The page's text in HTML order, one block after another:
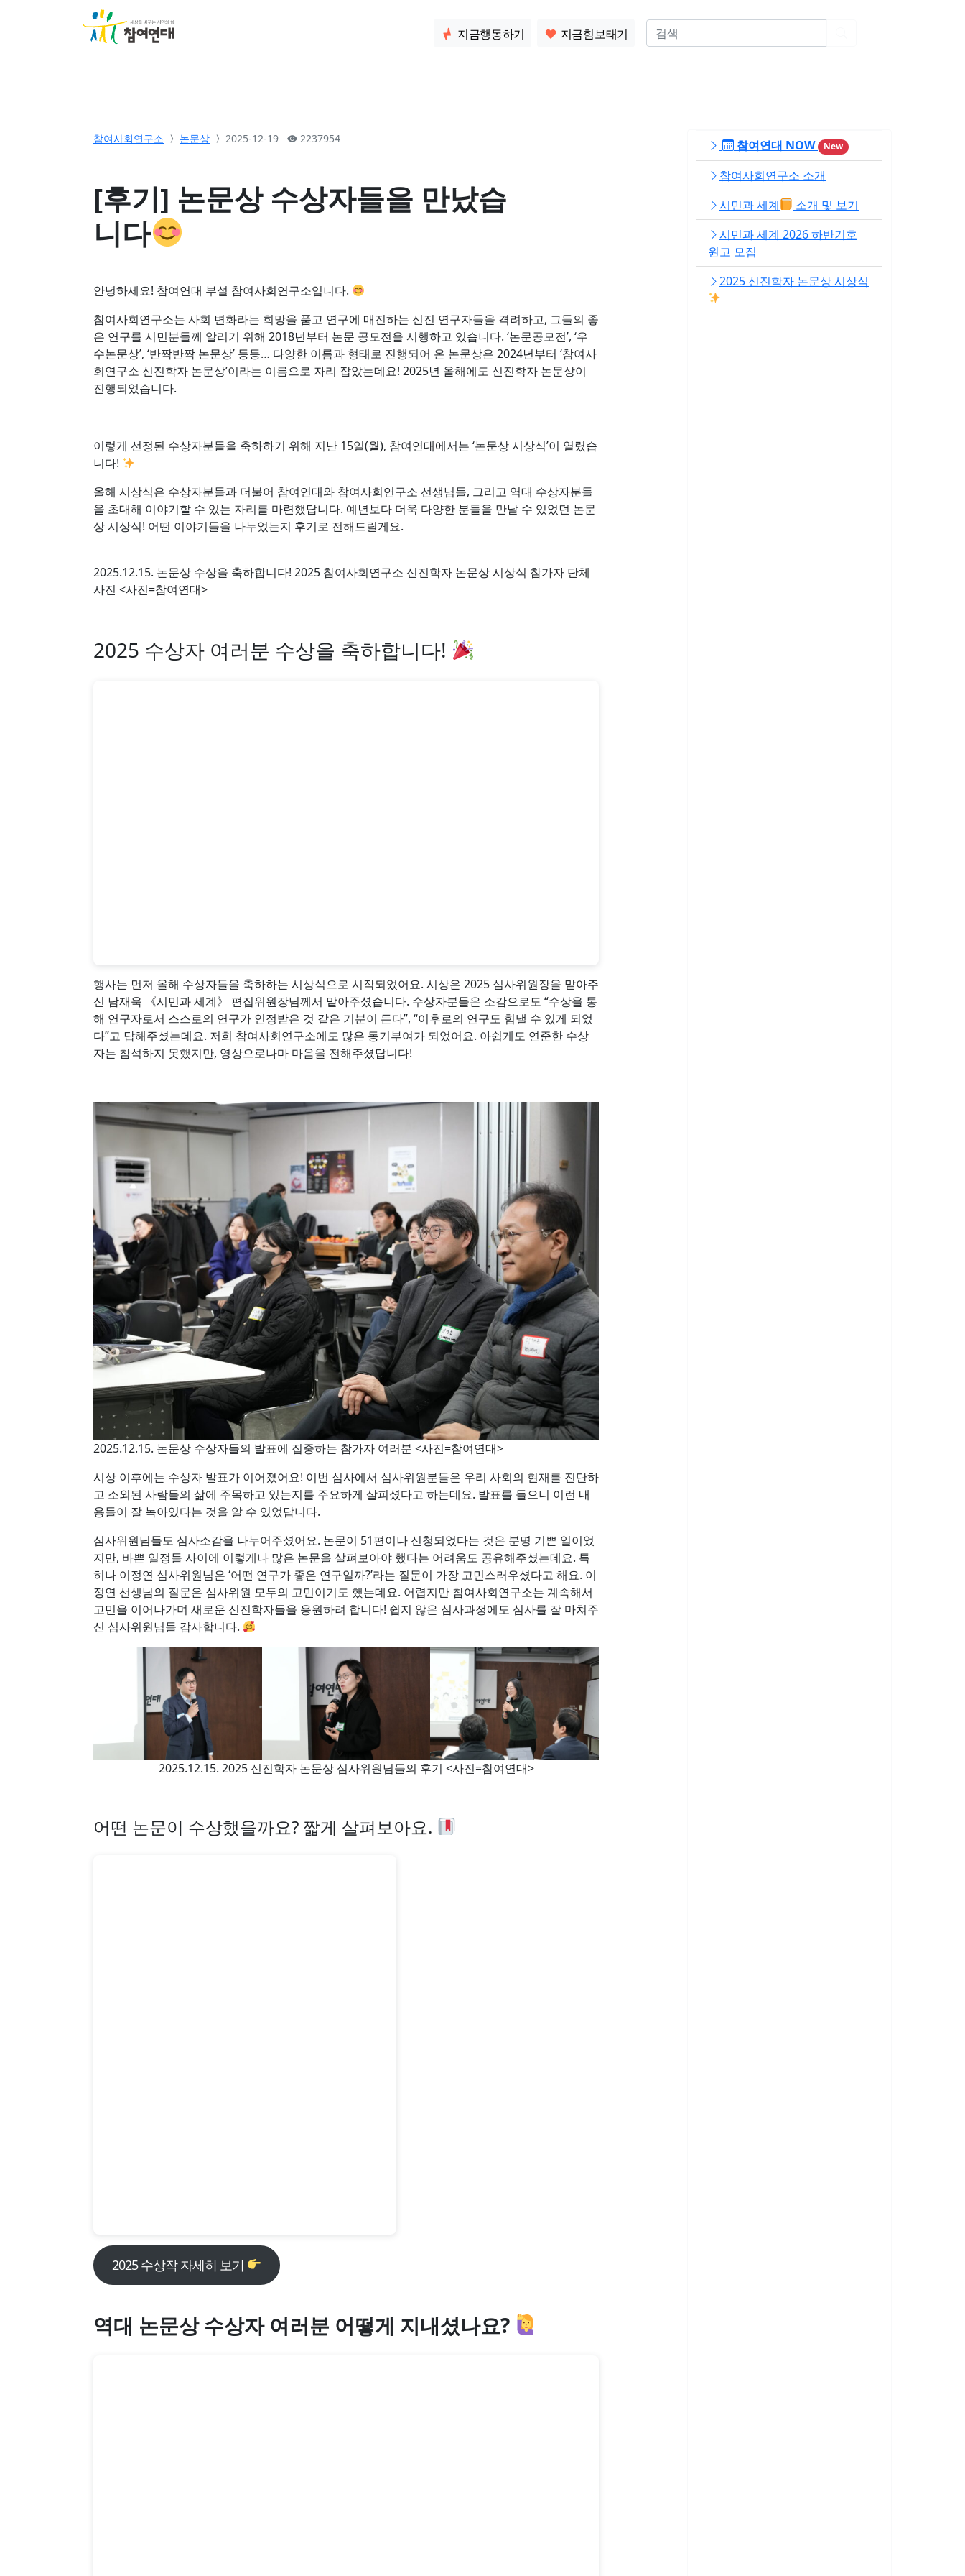
지금행동하기 지금힘보태기
참여사회연구소 논문상 2025-12-19 2237954
[후기] 논문상 수상자들을 만났습
니다
안녕하세요! 참여연대 부설 참여사회연구소입니다.
참여사회연구소는 사회 변화라는 희망을 품고 연구에 매진하는 신진 연구자들을 격려하고, 그들의 좋
은 연구를 시민분들께 알리기 위해 2018년부터 논문 공모전을 시행하고 있습니다. ‘논문공모전’, ‘우
수논문상’, ‘반짝반짝 논문상’ 등등… 다양한 이름과 형태로 진행되어 온 논문상은 2024년부터 ‘참여사
회연구소 신진학자 논문상’이라는 이름으로 자리 잡았는데요! 2025년 올해에도 신진학자 논문상이
진행되었습니다.
이렇게 선정된 수상자분들을 축하하기 위해 지난 15일(월), 참여연대에서는 ‘논문상 시상식’이 열렸습
니다!
올해 시상식은 수상자분들과 더불어 참여연대와 참여사회연구소 선생님들, 그리고 역대 수상자분들
을 초대해 이야기할 수 있는 자리를 마련했답니다. 예년보다 더욱 다양한 분들을 만날 수 있었던 논문
상 시상식! 어떤 이야기들을 나누었는지 후기로 전해드릴게요.
2025.12.15. 논문상 수상을 축하합니다! 2025 참여사회연구소 신진학자 논문상 시상식 참가자 단체
사진 <사진=참여연대>
2025 수상자 여러분 수상을 축하합니다!
행사는 먼저 올해 수상자들을 축하하는 시상식으로 시작되었어요. 시상은 2025 심사위원장을 맡아주
신 남재욱 《시민과 세계》 편집위원장님께서 맡아주셨습니다. 수상자분들은 소감으로도 “수상을 통
해 연구자로서 스스로의 연구가 인정받은 것 같은 기분이 든다”, “이후로의 연구도 힘낼 수 있게 되었
다”고 답해주셨는데요. 저희 참여사회연구소에도 많은 동기부여가 되었어요. 아쉽게도 연준한 수상
자는 참석하지 못했지만, 영상으로나마 마음을 전해주셨답니다!
2025.12.15. 논문상 수상자들의 발표에 집중하는 참가자 여러분 <사진=참여연대>
시상 이후에는 수상자 발표가 이어졌어요! 이번 심사에서 심사위원분들은 우리 사회의 현재를 진단하
고 소외된 사람들의 삶에 주목하고 있는지를 주요하게 살피셨다고 하는데요. 발표를 들으니 이런 내
용들이 잘 녹아있다는 것을 알 수 있었답니다.
심사위원님들도 심사소감을 나누어주셨어요. 논문이 51편이나 신청되었다는 것은 분명 기쁜 일이었
지만, 바쁜 일정들 사이에 이렇게나 많은 논문을 살펴보아야 했다는 어려움도 공유해주셨는데요. 특
히나 이정연 심사위원님은 ‘어떤 연구가 좋은 연구일까?’라는 질문이 가장 고민스러우셨다고 해요. 이
정연 선생님의 질문은 심사위원 모두의 고민이기도 했는데요. 어렵지만 참여사회연구소는 계속해서
고민을 이어나가며 새로운 신진학자들을 응원하려 합니다! 쉽지 않은 심사과정에도 심사를 잘 마쳐주
신 심사위원님들 감사합니다.
2025.12.15. 2025 신진학자 논문상 심사위원님들의 후기 <사진=참여연대>
어떤 논문이 수상했을까요? 짧게 살펴보아요.
2025 수상작 자세히 보기
역대 논문상 수상자 여러분 어떻게 지내셨나요?
참여연대 NOW New
참여사회연구소 소개
시민과 세계
소개 및 보기
시민과 세계 2026 하반기호
원고 모집
2025 신진학자 논문상 시상식